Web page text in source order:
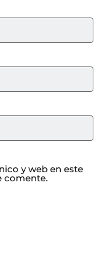
y web en este
comente.